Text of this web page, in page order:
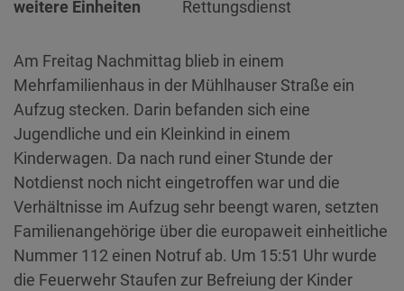
weitere Einheiten
Rettungsdienst
Am Freitag Nachmittag blieb in einem
Mehrfamilienhaus in der Mühlhauser Straße ein
Aufzug stecken. Darin befanden sich eine
Jugendliche und ein Kleinkind in einem
Kinderwagen. Da nach rund einer Stunde der
Notdienst noch nicht eingetroffen war und die
Verhältnisse im Aufzug sehr beengt waren, setzten
Familienangehörige über die europaweit einheitliche
Nummer 112 einen Notruf ab. Um 15:51 Uhr wurde
die Feuerwehr Staufen zur Befreiung der Kinder